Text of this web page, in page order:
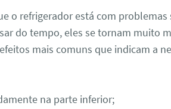
o refrigerador está com problemas
do tempo, eles se tornam muito
mais comuns que indicam a
na parte inferior;